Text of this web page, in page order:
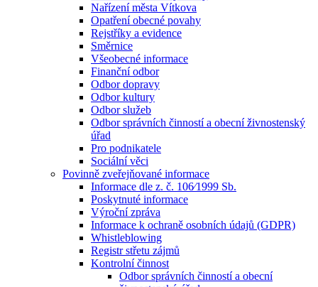
Nařízení města Vítkova
Opatření obecné povahy
Rejstříky a evidence
Směrnice
Všeobecné informace
Finanční odbor
Odbor dopravy
Odbor kultury
Odbor služeb
Odbor správních činností a obecní živnostenský
úřad
Pro podnikatele
Sociální věci
Povinně zveřejňované informace
Informace dle z. č. 106⁄1999 Sb.
Poskytnuté informace
Výroční zpráva
Informace k ochraně osobních údajů (GDPR)
Whistleblowing
Registr střetu zájmů
Kontrolní činnost
Odbor správních činností a obecní